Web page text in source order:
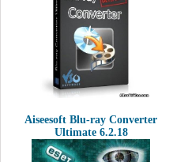
Aiseesoft Blu-ray Converter
Ultimate 6.2.18